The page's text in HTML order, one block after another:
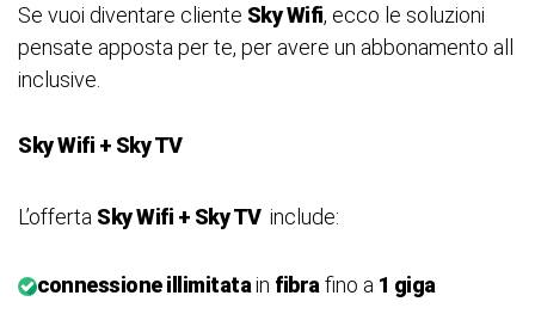
Se vuoi diventare cliente Sky Wifi, ecco le soluzioni
pensate apposta per te, per avere un abbonamento all
inclusive.
Sky Wifi + Sky TV
L’offerta Sky Wifi + Sky TV include:
connessione illimitatain fibra fino a 1 giga